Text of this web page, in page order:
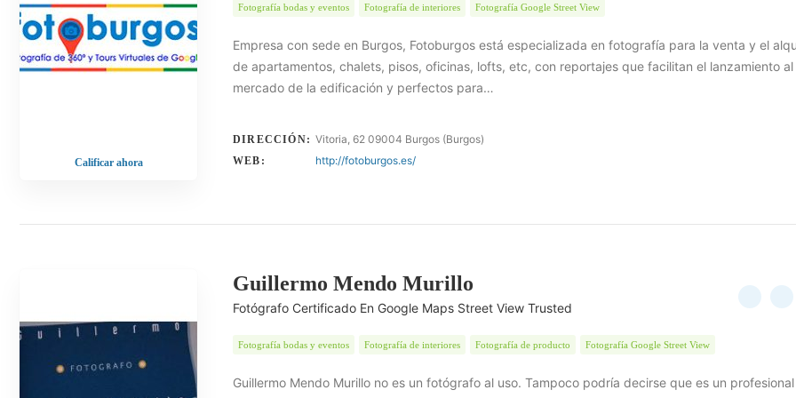
Calificar ahora
Fotografía bodas y eventos Fotografía de interiores Fotografía Google Street View
Empresa con sede en Burgos, Fotoburgos está especializada en fotografía para la venta y el
de apartamentos, chalets, pisos, oficinas, lofts, etc, con reportajes que facilitan el lanzamiento al
mercado de la edificación y perfectos para…
DIRECCIÓN: Vitoria, 62 09004 Burgos (Burgos)
WEB: http://fotoburgos.es/
Guillermo Mendo Murillo
Fotógrafo Certificado En Google Maps Street View Trusted
Fotografía bodas y eventos Fotografía de interiores Fotografía de producto Fotografía Google Street View
Guillermo Mendo Murillo no es un fotógrafo al uso. Tampoco podría decirse que es un profesional